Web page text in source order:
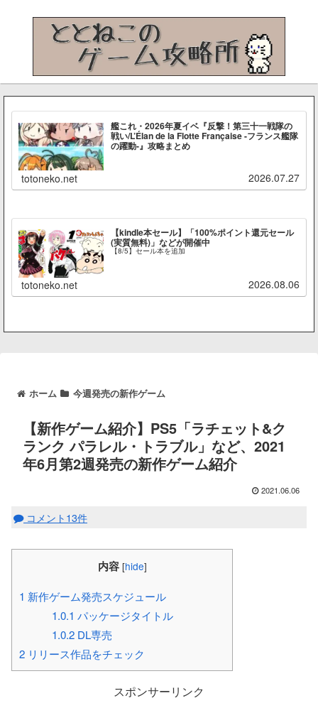
艦これ・2026年夏イベ『反撃！第三十一戦隊の
戦い/L’Élan de la Flotte Française -フランス艦隊
の躍動-』攻略まとめ
totoneko.net 2026.07.27
【kindle本セール】「100%ポイント還元セール
(実質無料)」などが開催中
【8/5】セール本を追加
totoneko.net 2026.08.06
ホーム 今週発売の新作ゲーム
【新作ゲーム紹介】PS5「ラチェット&ク
ランク パラレル・トラブル」など、2021
年6月第2週発売の新作ゲーム紹介
2021.06.06
コメント13件
内容 [hide]
1 新作ゲーム発売スケジュール
1.0.1 パッケージタイトル
1.0.2DL専売
2 リリース作品をチェック
スポンサーリンク